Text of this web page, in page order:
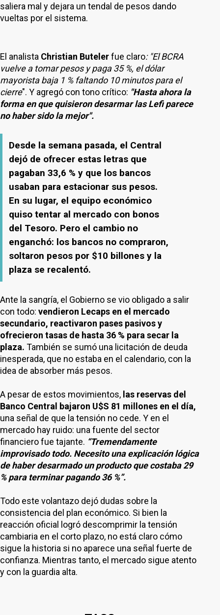
saliera mal y dejara un tendal de pesos dando
vueltas por el sistema.
El analista Christian Butelerfue claro: "El BCRA
vuelve a tomar pesos y paga 35 %, el dólar
mayorista baja 1 % faltando 10 minutos para el
cierre". Y agregó con tono crítico: "Hasta ahora la
forma en que quisieron desarmar las Lefi parece
no haber sido la mejor".
Desde la semana pasada, el Central
dejó de ofrecer estas letras que
pagaban 33,6 % y que los bancos
usaban para estacionar sus pesos.
En su lugar, el equipo económico
quiso tentar al mercado con bonos
del Tesoro. Pero el cambio no
enganchó: los bancos no compraron,
soltaron pesos por $10 billones y la
plaza se recalentó.
Ante la sangría, el Gobierno se vio obligado a salir
con todo: vendieron Lecaps en el mercado
secundario, reactivaron pases pasivos y
ofrecieron tasas de hasta 36 % para secar la
plaza. También se sumó una licitación de deuda
inesperada, que no estaba en el calendario, con la
idea de absorber más pesos.
A pesar de estos movimientos, las reservas del
Banco Central bajaron U$S 81 millones en el día,
una señal de que la tensión no cede. Y en el
mercado hay ruido: una fuente del sector
financiero fue tajante. “Tremendamente
improvisado todo. Necesito una explicación lógica
de haber desarmado un producto que costaba 29
% para terminar pagando 36 %”.
Todo este volantazo dejó dudas sobre la
consistencia del plan económico. Si bien la
reacción oficial logró descomprimir la tensión
cambiaria en el corto plazo, no está claro cómo
sigue la historia si no aparece una señal fuerte de
confianza. Mientras tanto, el mercado sigue atento
y con la guardia alta.